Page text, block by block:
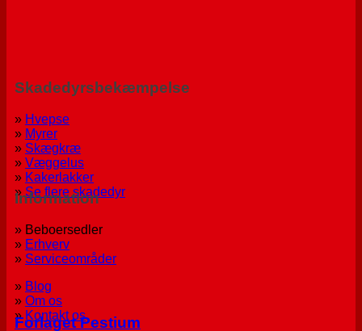
Skadedyrsbekæmpelse
» Hvepse
» Myrer
» Skægkræ
» Væggelus
» Kakerlakker
» Se flere skadedyr
Information
» Beboersedler
» Erhverv
» Serviceområder
» Blog
» Om os
» Kontakt os
Forlaget Pestium